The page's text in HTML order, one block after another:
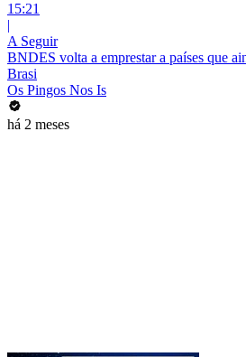
15:21
|
A Seguir
BNDES volta a emprestar a países que
Brasi
Os Pingos Nos Is
há 2 meses